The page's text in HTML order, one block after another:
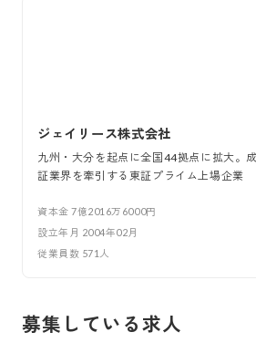
ジェイリース株式会社
九州・大分を起点に全国44拠点に拡大。
証業界を牽引する東証プライム上場企業
資本金7億2016万6000円
設立年月 2004年02月
従業員数 571 人
募集している求人